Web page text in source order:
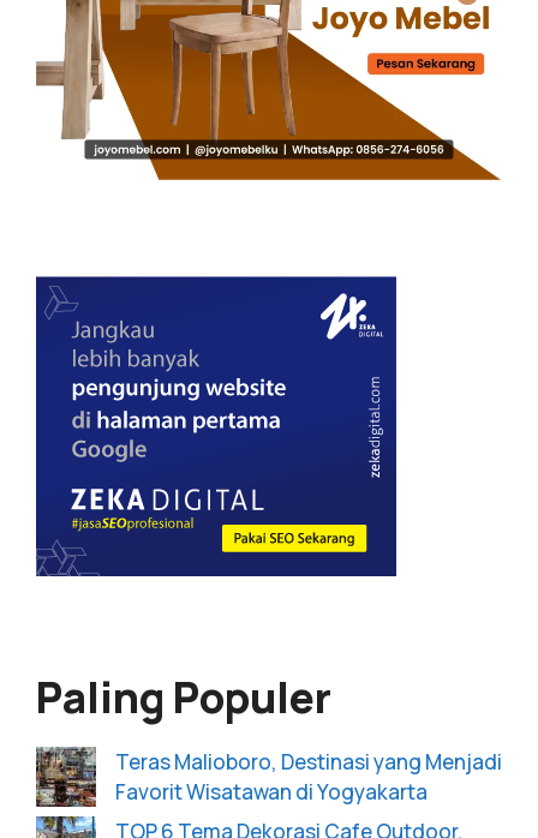
Paling Populer
Teras Malioboro, Destinasi yang Menjadi
Favorit Wisatawan di Yogyakarta
TOP 6 Tema Dekorasi Cafe Outdoor,